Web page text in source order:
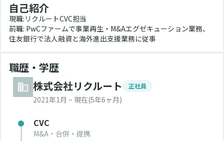
自己紹介
現職:リクルートCVC担当
前職: PwCファームで事業再生・M&Aエグゼキューション業務、
住友銀行で法人融資と海外進出支援業務に従事
職歴・学歴
株式会社リクルート
正社員
2021年1月 ~ 現在(5年6ヶ月)
CVC
M&A・合併・提携